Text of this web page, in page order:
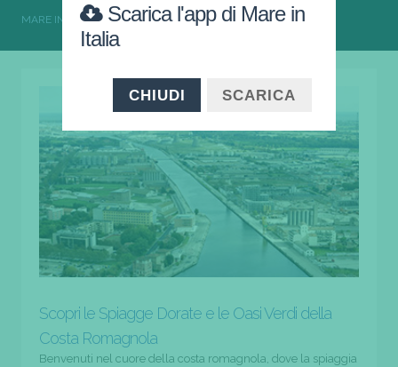
MARE IN ITALIA EMILIA-ROMAGNA RAVENNA
Scopri le Spiagge Dorate e le Oasi Verdi della
Costa Romagnola
Benvenuti nel cuore della costa romagnola, dove la spiaggia
Scarica l'app di Mare in
Italia
CHIUDI SCARICA